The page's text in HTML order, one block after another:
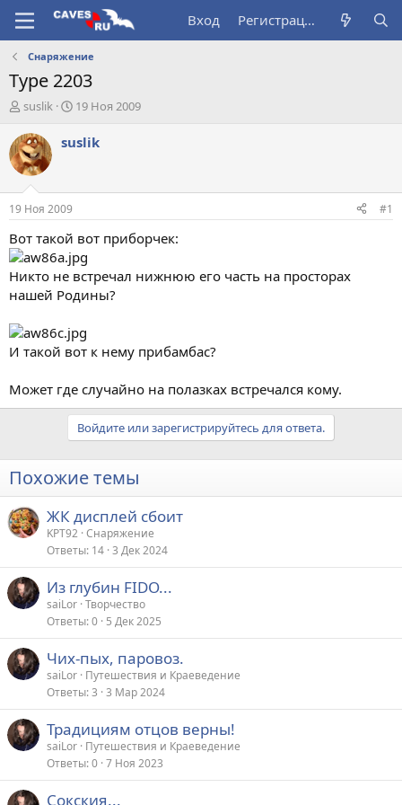
Вход Регистрация
Снаряжение
Type 2203
А
т
о
р
т
е
м
ы
suslik
Д
т
а
л
19 Ноя 2009
suslik
19 Ноя 2009 #1
Вот такой вот приборчек:
Никто не встречал нижнюю его часть на просторах
нашей Родины?
И такой вот к нему прибамбас?
Может где случайно на полазках встречался кому.
Войдите или зарегистрируйтесь для ответа.
Похожие темы
ЖК дисплей сбоит
KPT92 Снаряжение
Ответы 14 3 Дек 2024
Из глубин FIDO...
saiLor Творчество
Ответы 0 5 Дек 2025
Чих-пых, паровоз.
saiLor Путешествия и Краеведение
Ответы 3 3 Мар 2024
Традициям отцов верны!
saiLor Путешествия и Краеведение
Ответы 0 7 Ноя 2023
Сокския...